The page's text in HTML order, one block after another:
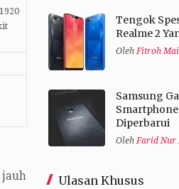
jauh
Tengok
Realme 2
OlehFitroh
Samsung
Diperbarui
OlehFarid Nur
Ulasan Khusus